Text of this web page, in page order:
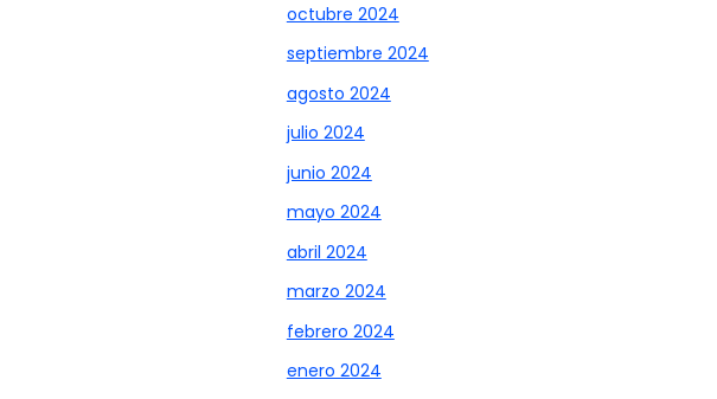
octubre 2024
septiembre 2024
agosto 2024
julio 2024
junio 2024
mayo 2024
abril 2024
marzo 2024
febrero 2024
enero 2024